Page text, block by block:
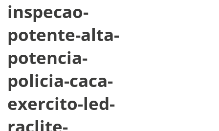
inspecao-
potente-alta-
potencia-
policia-caca-
exercito-led-
raclite-